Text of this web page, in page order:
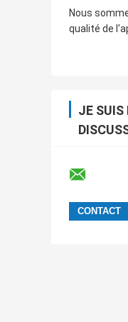
Nous
qualité de
JE SUIS